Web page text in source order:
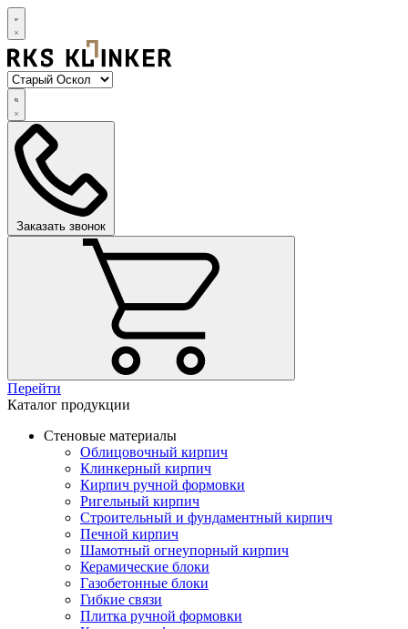
Заказать звонок
Перейти
Каталог продукции
Стеновые материалы
Облицовочный кирпич
Клинкерный кирпич
Кирпич ручной формовки
Ригельный кирпич
Строительный и фундаментный кирпич
Печной кирпич
Шамотный огнеупорный кирпич
Керамические блоки
Газобетонные блоки
Гибкие связи
Плитка ручной формовки